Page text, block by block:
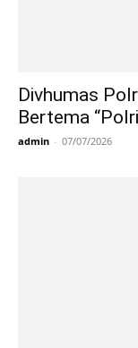
Divhumas
Bertema
admin - 07/07/2026